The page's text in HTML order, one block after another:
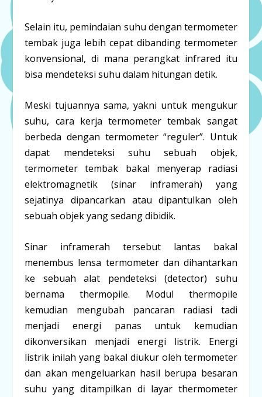
Selain itu, pemindaian suhu dengan termometer
tembak juga lebih cepat dibanding termometer
konvensional, di mana perangkat infrared itu
bisa mendeteksi suhu dalam hitungan detik.
Meski tujuannya sama, yakni untuk mengukur
suhu, cara kerja termometer tembak sangat
berbeda dengan termometer “reguler”. Untuk
dapat mendeteksi suhu sebuah objek,
termometer tembak bakal menyerap radiasi
elektromagnetik (sinar inframerah) yang
sejatinya dipancarkan atau dipantulkan oleh
sebuah objek yang sedang dibidik.
Sinar inframerah tersebut lantas bakal
menembus lensa termometer dan dihantarkan
ke sebuah alat pendeteksi (detector) suhu
bernama thermopile. Modul thermopile
kemudian mengubah pancaran radiasi tadi
menjadi energi panas untuk kemudian
dikonversikan menjadi energi listrik. Energi
listrik inilah yang bakal diukur oleh termometer
dan akan mengeluarkan hasil berupa besaran
suhu yang ditampilkan di layar thermometer